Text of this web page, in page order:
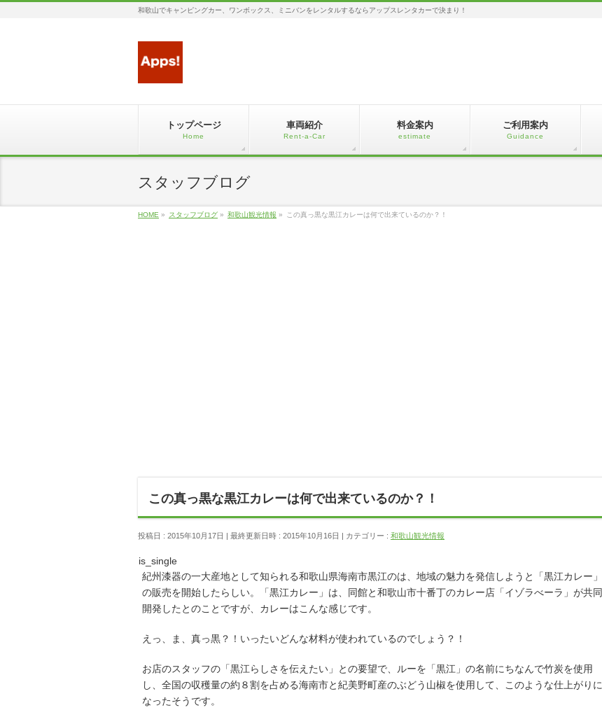
和歌山でキャンピングカー、ワンボックス、ミニバンをレンタルするならアップスレンタカーで決まり！
トップページ
Home
車両紹介
Rent-a-Car
料金案内
estimate
ご利用案内
Guidance
スタッフブログ
HOME » スタッフブログ » 和歌山観光情報 » この真っ黒な黒江カレーは何で出来ているのか？！
この真っ黒な黒江カレーは何で出来ているのか？！
投稿日 : 2015年10月17日 最終更新日時 : 2015年10月16日 カテゴリー : 和歌山観光情報
is_single
紀州漆器の一大産地として知られる和歌山県海南市黒江のは、地域の魅力を発信しようと「黒江カレー」
の販売を開始したらしい。「黒江カレー」は、同館と和歌山市十番丁のカレー店「イゾラべーラ」が共同
開発したとのことですが、カレーはこんな感じです。
えっ、ま、真っ黒？！いったいどんな材料が使われているのでしょう？！
お店のスタッフの「黒江らしさを伝えたい」との要望で、ルーを「黒江」の名前にちなんで竹炭を使用
し、全国の収穫量の約８割を占める海南市と紀美野町産のぶどう山椒を使用して、このような仕上がりに
なったそうです。